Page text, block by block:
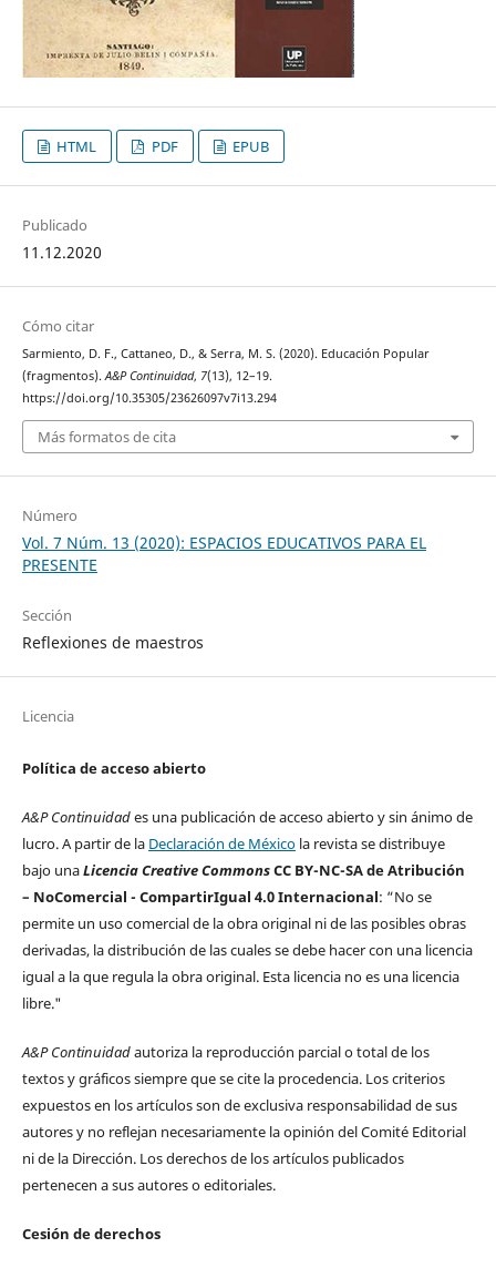
HTML PDF EPUB
Publicado
11.12.2020
Cómo citar
Sarmiento, D. F., Cattaneo, D., & Serra, M. S. (2020). Educación Popular
(fragmentos). A&P Continuidad, 7(13), 12–19.
https://doi.org/10.35305/23626097v7i13.294
Más formatos de cita
Número
Vol. 7 Núm. 13 (2020): ESPACIOS EDUCATIVOS PARA EL
PRESENTE
Sección
Reflexiones de maestros
Licencia
Política de acceso abierto
A&P Continuidades una publicación de acceso abierto y sin ánimo de
lucro. A partir de la Declaración de Méxicola revista se distribuye
bajo unaLicencia Creative CommonsCC BY-NC-SA de Atribución
– NoComercial - CompartirIgual 4.0 Internacional: “No se
permite un uso comercial de la obra original ni de las posibles obras
derivadas, la distribución de las cuales se debe hacer con una licencia
igual a la que regula la obra original. Esta licencia no es una licencia
libre."
A&P Continuidadautoriza la reproducción parcial o total de los
textos y gráficos siempre que se cite la procedencia. Los criterios
expuestos en los artículos son de exclusiva responsabilidad de sus
autores y no reflejan necesariamente la opinión del Comité Editorial
ni de la Dirección. Los derechos de los artículos publicados
pertenecen a sus autores o editoriales.
Cesión de derechos